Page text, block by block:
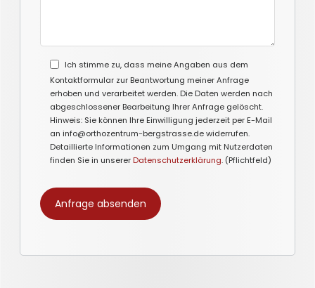
Ich stimme zu, dass meine Angaben aus dem
Kontaktformular zur Beantwortung meiner Anfrage
erhoben und verarbeitet werden. Die Daten werden nach
abgeschlossener Bearbeitung Ihrer Anfrage gelöscht.
Hinweis: Sie können Ihre Einwilligung jederzeit per E-Mail
an info@orthozentrum-bergstrasse.de widerrufen.
Detaillierte Informationen zum Umgang mit Nutzerdaten
finden Sie in unsererDatenschutzerklärung. (Pflichtfeld)